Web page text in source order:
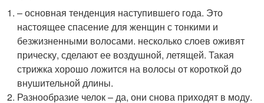
– основная тенденция наступившего года. Это
настоящее спасение для женщин с тонкими и
безжизненными волосами. несколько слоев оживят
прическу, сделают ее воздушной, летящей. Такая
стрижка хорошо ложится на волосы от короткой до
внушительной длины.
Разнообразие челок – да, они снова приходят в моду.